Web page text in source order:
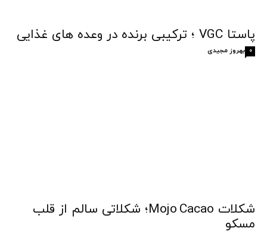
پاستا VGC ؛ ترکیبی برنده در وعده های غذایی
بهروز مجیدی 0
شکلات Mojo Cacao؛ شکلاتی سالم از قلب
مسکو